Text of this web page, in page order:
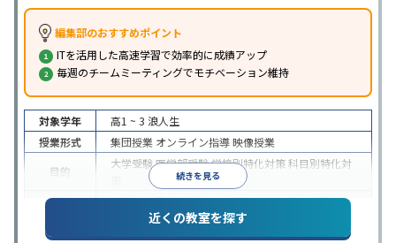
編集部のおすすめポイント
ITを活用した高速学習で効率的に成績アップ
毎週のチームミーティングでモチベーション維持
続きを見る
対象学年 高1 ~ 3 浪人生
授業形式
集団授業 オンライン指導映像授業
目的
大学受験医学部受験学校別特化対策科目別特化対
特待生・奨学金制度あり授業の振替可能学習に
PC・タブレットを利用1科目から受講可能
習のみの受講可
近くの教室を探す